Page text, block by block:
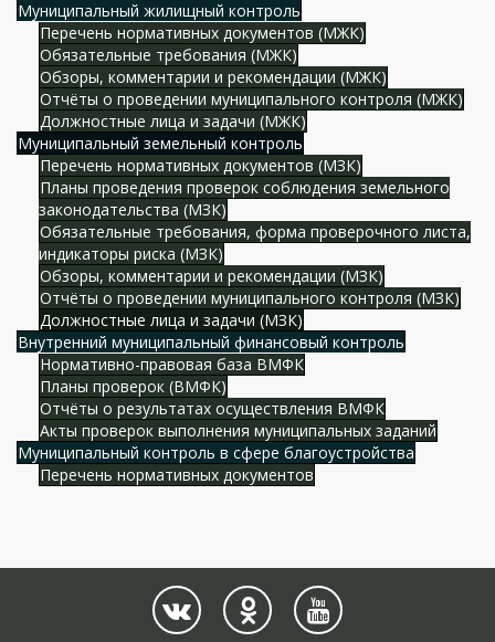
Муниципальный жилищный контроль
Перечень нормативных документов (МЖК)
Обязательные требования (МЖК)
Обзоры, комментарии и рекомендации (МЖК)
Отчёты о проведении муниципального контроля (МЖК)
Должностные лица и задачи (МЖК)
Муниципальный земельный контроль
Перечень нормативных документов (МЗК)
Планы проведения проверок соблюдения земельного
законодательства (МЗК)
Обязательные требования, форма проверочного листа,
индикаторы риска (МЗК)
Обзоры, комментарии и рекомендации (МЗК)
Отчёты о проведении муниципального контроля (МЗК)
Должностные лица и задачи (МЗК)
Внутренний муниципальный финансовый контроль
Нормативно-правовая база ВМФК
Планы проверок (ВМФК)
Отчёты о результатах осуществления ВМФК
Акты проверок выполнения муниципальных заданий
Муниципальный контроль в сфере благоустройства
Перечень нормативных документов